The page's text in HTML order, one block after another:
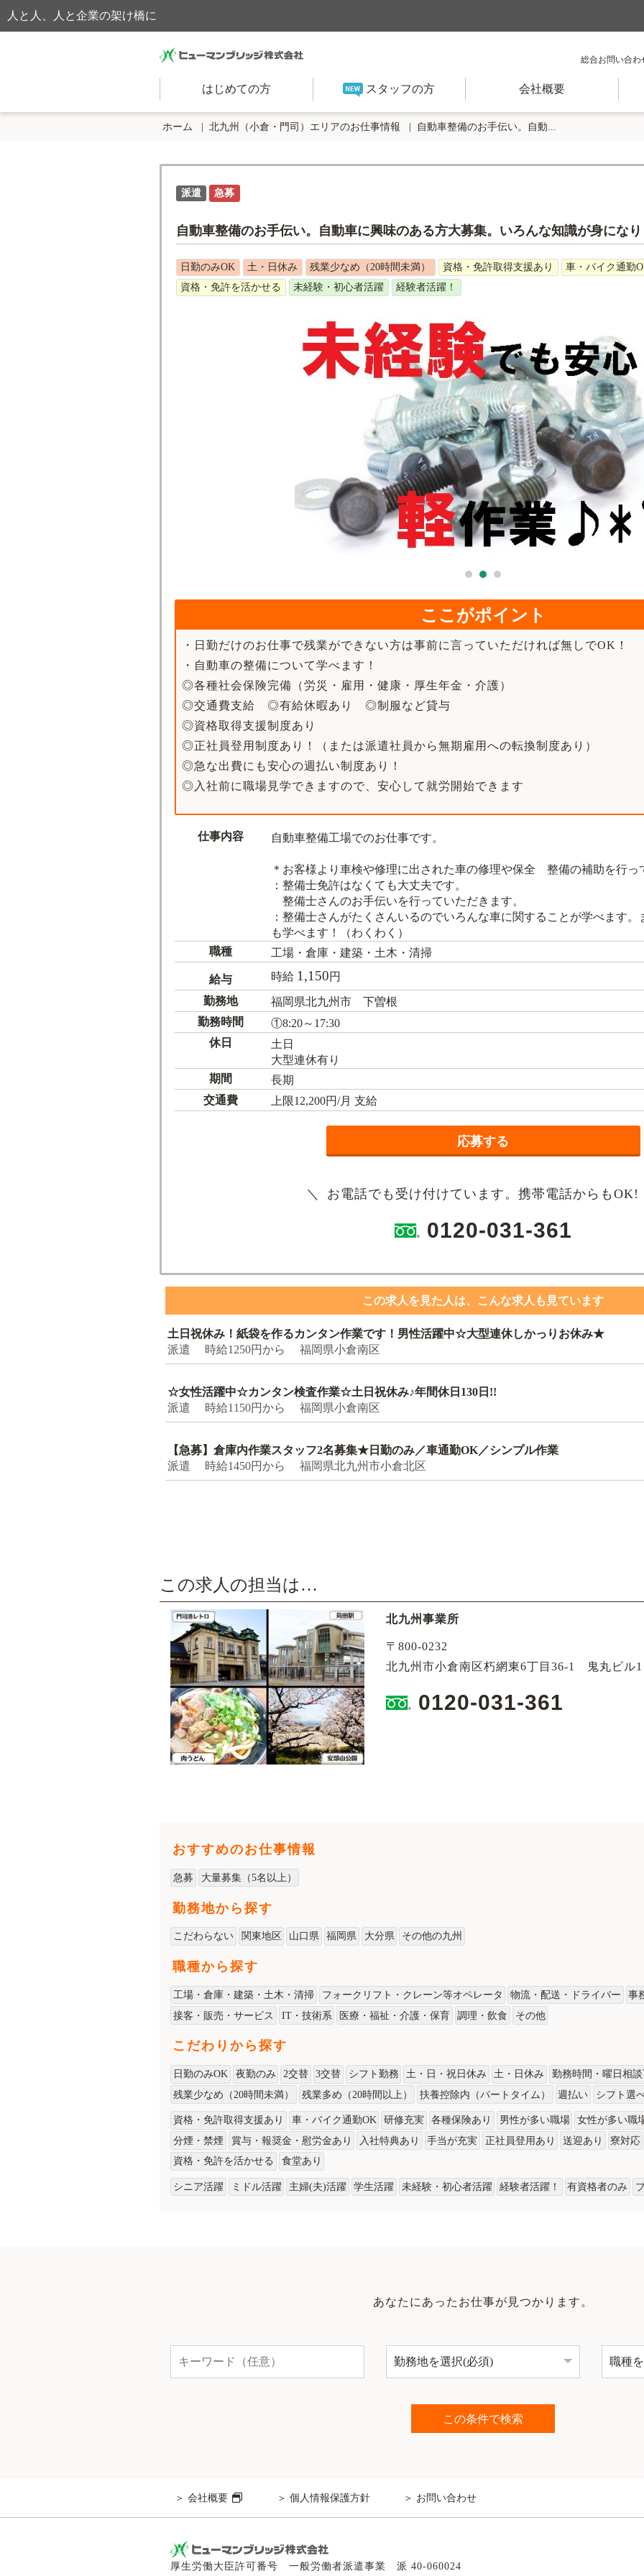
人と人、人と企業の架け橋に
総合お問い合わ
はじめての方 スタッフの方 会社概要
ホーム 北九州（小倉・門司）エリアのお仕事情報 自動車整備のお手伝い。自動...
派遣 急募
自動車整備のお手伝い。自動車に興味のある方大募集。いろんな知識が身にな
日勤のみOK 土・日休み 残業少なめ（20時間未満） 資格・免許取得支援あり
車・バイク通勤
資格・免許を活かせる
未経験・初心者活躍 経験者活躍！
ここがポイント
・日勤だけのお仕事で残業ができない方は事前に言っていただければ無しでOK！
・自動車の整備について学べます！
◎各種社会保険完備（労災・雇用・健康・厚生年金・介護）
◎交通費支給 ◎有給休暇あり ◎制服など貸与
◎資格取得支援制度あり
◎正社員登用制度あり！（または派遣社員から無期雇用への転換制度あり）
◎急な出費にも安心の週払い制度あり！
◎入社前に職場見学できますので、安心して就労開始できます
仕事内容 自動車整備工場でのお仕事です。
＊お客様より車検や修理に出された車の修理や保全 整備の補助を行っ
：整備士免許はなくても大丈夫です。
整備士さんのお手伝いを行っていただきます。
：整備士さんがたくさんいるのでいろんな車に関することが学べます
も学べます！（わくわく）
職種
工場・倉庫・建築・土木・清掃
給与 時給 1,150円
勤務地
福岡県北九州市 下曽根
勤務時間
①8:20～17:30
休日
土日
大型連休有り
期間
長期
交通費
上限12,200円/月 支給
応募する
＼ お電話でも受け付けています。携帯電話からも
0120-031-361
この求人を見た人は、こんな求人も見ています
土日祝休み！紙袋を作るカンタン作業です！男性活躍中☆大型連休しかっりお休み★
派遣 時給1250円から 福岡県小倉南区
☆女性活躍中☆カンタン検査作業☆⼟⽇祝休み♪年間休⽇130⽇!!
派遣 時給1150円から 福岡県小倉南区
【急募】倉庫内作業スタッフ2名募集★日勤のみ／車通勤OK／シンプル作業
派遣 時給1450円から 福岡県北九州市小倉北区
この求人の担当は…
北九州事業所
〒800-0232
北九州市小倉南区朽網東6丁目36-1 鬼丸ビル
0120-031-361
おすすめのお仕事情報
急募 大量募集（5名以上）
勤務地から探す
こだわらない 関東地区 山口県 福岡県 大分県 その他の九州
職種から探す
工場・倉庫・建築・土木・清掃 フォークリフト・クレーン等オペレータ 物流・配送・ドライバー
事
接客・販売・サービス
IT・技術系 医療・福祉・介護・保育 調理・飲食 その他
こだわりから探す
日勤のみOK 夜勤のみ 2交替 3交替 シフト勤務 土・日・祝日休み 土・日休み
勤務時間・曜日相
残業少なめ（20時間未満）
残業多め（20時間以上） 扶養控除内（パートタイム） 週払い シフト選
資格・免許取得支援あり 車・バイク通勤OK 研修充実 各種保険あり 男性が多い職場
女性が多い職
分煙・禁煙
賞与・報奨金・慰労金あり 入社特典あり 手当が充実 正社員登用あり 送迎あり
寮対応
資格・免許を活かせる
食堂あり
シニア活躍 ミドル活躍 主婦(夫)活躍 学生活躍 未経験・初心者活躍 経験者活躍！ 有資格者のみ
あなたにあったお仕事が見つかります。
会社概要 個人情報保護方針 お問い合わせ
厚生労働大臣許可番号 一般労働者派遣事業 派 40-060024